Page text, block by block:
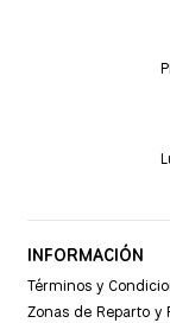
INFORMACIÓN
Términos y
Zonas de Reparto y